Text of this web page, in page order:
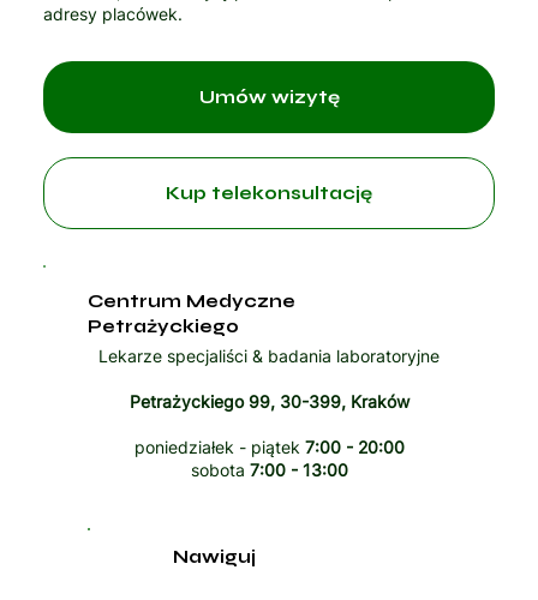
adresy placówek.
Kup telekonsultację
Centrum Medyczne
Petrażyckiego
Lekarze specjaliści & badania laboratoryjne
Petrażyckiego 99, 30-399, Kraków
poniedziałek - piątek 7:00 - 20:00
sobota 7:00 - 13:00
Nawiguj
Umów wizytę